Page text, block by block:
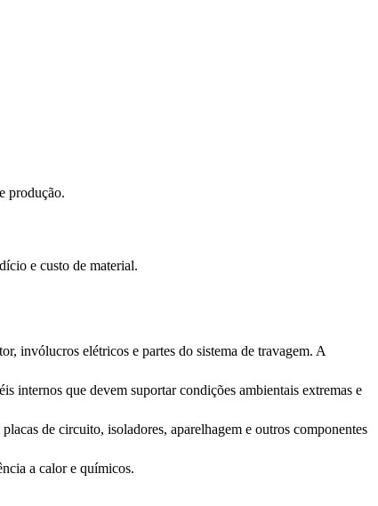
produção.
e custo de material.
invólucros elétricos e partes do sistema de travagem. A
internos que devem suportar condições ambientais extremas e
de circuito, isoladores, aparelhagem e outros componentes
a calor e químicos.